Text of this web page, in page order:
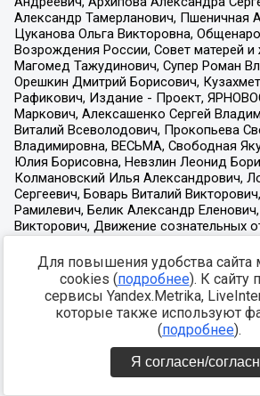
Для повышения удобства сайта
cookies (подробнее). К сайту
сервисы Yandex.Metrika,
которые также используют
(подробнее).
Я согласен/